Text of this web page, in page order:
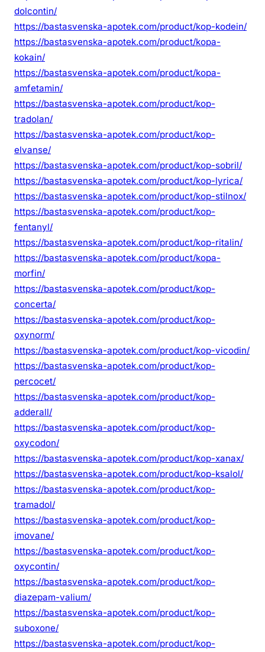
dolcontin/
https://bastasvenska-apotek.com/product/kop-kodein/
https://bastasvenska-apotek.com/product/kopa-
kokain/
https://bastasvenska-apotek.com/product/kopa-
amfetamin/
https://bastasvenska-apotek.com/product/kop-
tradolan/
https://bastasvenska-apotek.com/product/kop-
elvanse/
https://bastasvenska-apotek.com/product/kop-sobril/
https://bastasvenska-apotek.com/product/kop-lyrica/
https://bastasvenska-apotek.com/product/kop-stilnox/
https://bastasvenska-apotek.com/product/kop-
fentanyl/
https://bastasvenska-apotek.com/product/kop-ritalin/
https://bastasvenska-apotek.com/product/kopa-
morfin/
https://bastasvenska-apotek.com/product/kop-
concerta/
https://bastasvenska-apotek.com/product/kop-
oxynorm/
https://bastasvenska-apotek.com/product/kop-vicodin/
https://bastasvenska-apotek.com/product/kop-
percocet/
https://bastasvenska-apotek.com/product/kop-
adderall/
https://bastasvenska-apotek.com/product/kop-
oxycodon/
https://bastasvenska-apotek.com/product/kop-xanax/
https://bastasvenska-apotek.com/product/kop-ksalol/
https://bastasvenska-apotek.com/product/kop-
tramadol/
https://bastasvenska-apotek.com/product/kop-
imovane/
https://bastasvenska-apotek.com/product/kop-
oxycontin/
https://bastasvenska-apotek.com/product/kop-
diazepam-valium/
https://bastasvenska-apotek.com/product/kop-
suboxone/
https://bastasvenska-apotek.com/product/kop-